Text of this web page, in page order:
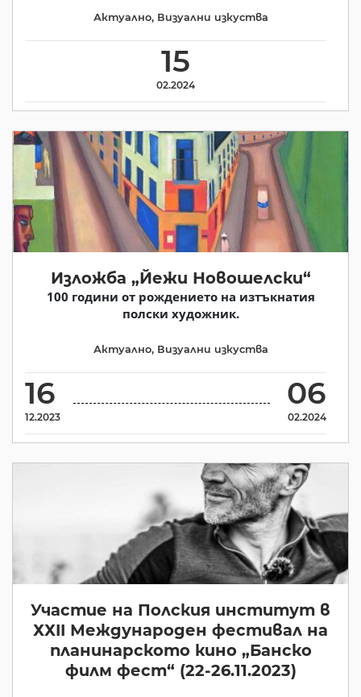
15
02.2024
Актуално, Визуални изкуства
Изложба „Йежи Новошелски“
100 години от рождението на изтъкнатия
полски художник.
16
12.2023
06
02.2024
Актуално, Визуални изкуства
Участие на Полския институт в
ХХII Международен фестивал на
планинарското кино „Банско
филм фест“ (22-26.11.2023)